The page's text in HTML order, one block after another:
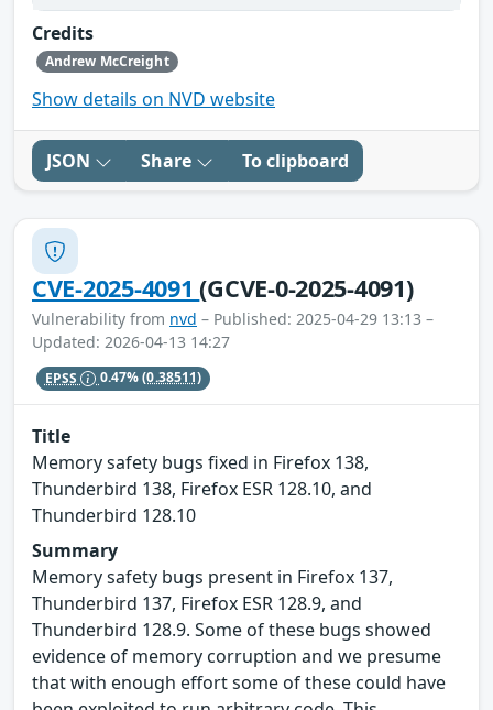
Credits
Andrew McCreight
Show details on NVD website
JSON Share To clipboard
CVE-2025-4091(GCVE-0-2025-4091)
Vulnerability from nvd – Published: 2025-04-29 13:13 –
Updated: 2026-04-13 14:27
EPSS 0.47%(0.38511)
Title
Memory safety bugs fixed in Firefox 138,
Thunderbird 138, Firefox ESR 128.10, and
Thunderbird 128.10
Summary
Memory safety bugs present in Firefox 137,
Thunderbird 137, Firefox ESR 128.9, and
Thunderbird 128.9. Some of these bugs showed
evidence of memory corruption and we presume
that with enough effort some of these could have